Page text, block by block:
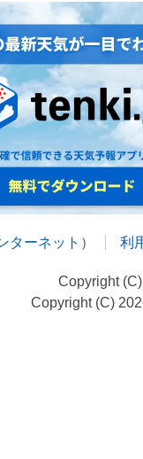
ターネット ） 利
Copyright
Copyright (C)